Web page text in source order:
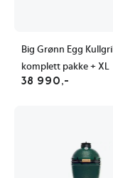
Big Grønn Egg Kullgrill
komplett pakke + XL
38 990,-